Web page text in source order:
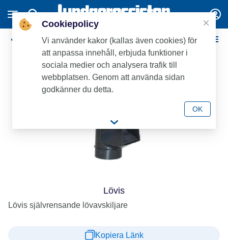
Markavloppsrördelar
Lövis
Lövis självrensande lövavskiljare
Kopiera Länk
Cookiepolicy
Vi använder kakor (kallas även cookies) för
att anpassa innehåll, erbjuda funktioner i
sociala medier och analysera trafik till
webbplatsen. Genom att använda sidan
godkänner du detta.
OK